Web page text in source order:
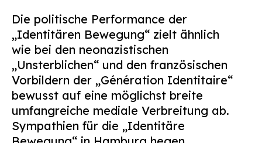
Die politische Performance der
„Identitären Bewegung“ zielt ähnlich
wie bei den neonazistischen
„Unsterblichen“ und den französischen
Vorbildern der „Génération Identitaire“
bewusst auf eine möglichst breite
umfangreiche mediale Verbreitung ab.
Sympathien für die „Identitäre